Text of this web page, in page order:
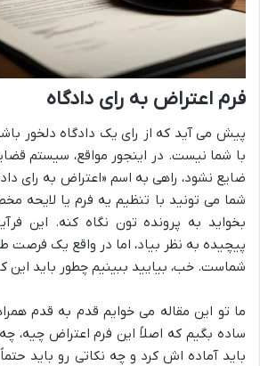
فرم اعتراض به رای دادگاه
پیش می آید که از رای یک دادگاه دلخور
با شما نیست. در اینجور مواقع، سیستم
ضایع نشود، راهی به اسم «اعتراض به رای
شما می تونید با تنظیم یه فرم یا لایحه
بخواید به پرونده تون نگاه کنه. این
پیچیده به نظر بیاد، اما در واقع یک فرصت
شماست. خب، بیایید ببینیم چطور باید این
ما تو این مقاله می خوایم قدم به قدم
ساده بگیم که اصلاً این فرم اعتراض چیه،
باید آماده اش کرد و چه نکاتی رو باید